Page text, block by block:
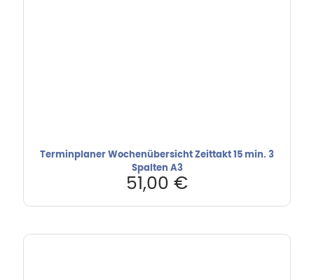
Terminplaner Wochenübersicht Zeittakt 15 min. 3
Spalten A3
51,00 €